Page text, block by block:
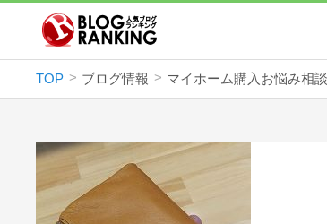
TOP ブログ情報 マイホーム購入お悩み相